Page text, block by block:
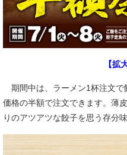
【拡
期間中は、ラーメン1杯注文で
価格の半額で注文できます。薄
りのアツアツな餃子を思う存分味